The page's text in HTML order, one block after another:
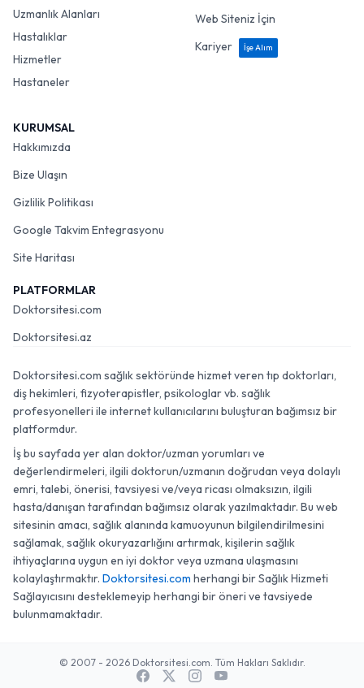
Uzmanlık Alanları
Hastalıklar
Hizmetler
Hastaneler
Web Siteniz İçin
Kariyer
İşe Alım
KURUMSAL
Hakkımızda
Bize Ulaşın
Gizlilik Politikası
Google Takvim Entegrasyonu
Site Haritası
PLATFORMLAR
Doktorsitesi.com
Doktorsitesi.az
Doktorsitesi.com sağlık sektöründe hizmet veren tıp doktorları,
diş hekimleri, fizyoterapistler, psikologlar vb. sağlık
profesyonelleri ile internet kullanıcılarını buluşturan bağımsız bir
platformdur.
İş bu sayfada yer alan doktor/uzman yorumları ve
değerlendirmeleri, ilgili doktorun/uzmanın doğrudan veya dolaylı
emri, talebi, önerisi, tavsiyesi ve/veya ricası olmaksızın, ilgili
hasta/danışan tarafından bağımsız olarak yazılmaktadır. Bu web
sitesinin amacı, sağlık alanında kamuoyunun bilgilendirilmesini
sağlamak, sağlık okuryazarlığını artırmak, kişilerin sağlık
ihtiyaçlarına uygun en iyi doktor veya uzmana ulaşmasını
kolaylaştırmaktır. Doktorsitesi.com herhangi bir Sağlık Hizmeti
Sağlayıcısını desteklemeyip herhangi bir öneri ve tavsiyede
bulunmamaktadır.
© 2007 - 2026 Doktorsitesi.com. Tüm Hakları Saklıdır.